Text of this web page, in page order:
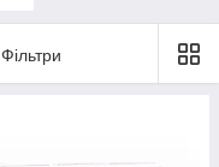
Фільтри